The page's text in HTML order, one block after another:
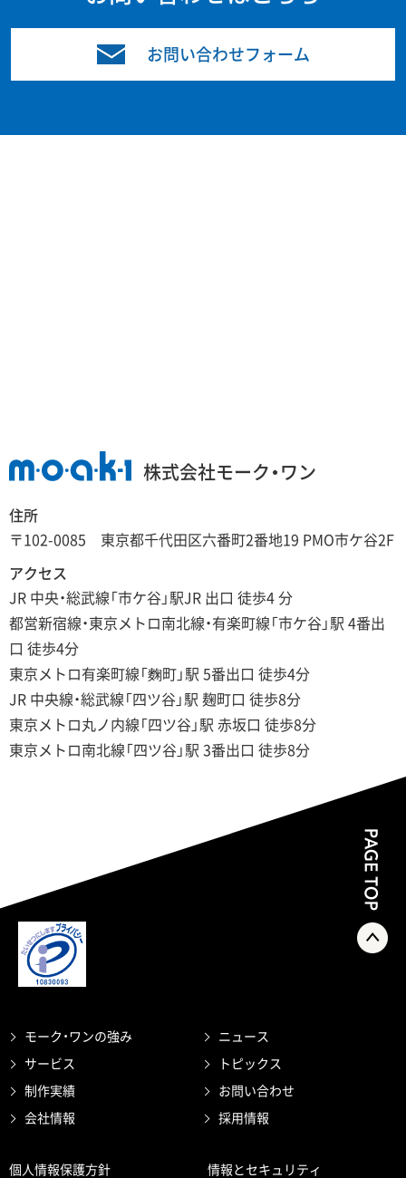
お問い合わせフォーム
株式会社モーク・ワン
住所
〒102-0085 東京都千代田区六番町2番地19 PMO市ケ谷2F
アクセス
JR 中央・総武線「市ケ谷」駅JR 出口 徒歩4 分
都営新宿線・東京メトロ南北線・有楽町線「市ケ谷」駅 4番出
口 徒歩4分
東京メトロ有楽町線「麴町」駅 5番出口 徒歩4分
JR 中央線・総武線「四ツ谷」駅 麹町口 徒歩8分
東京メトロ丸ノ内線「四ツ谷」駅 赤坂口 徒歩8分
東京メトロ南北線「四ツ谷」駅 3番出口 徒歩8分
モーク・ワンの強み
サービス
制作実績
会社情報
ニュース
トピックス
お問い合わせ
採用情報
個人情報保護方針 情報とセキュリティ